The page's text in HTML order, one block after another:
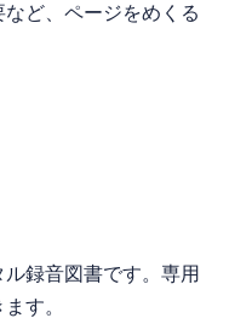
ど、ページをめくる
録音図書です。専用
す。